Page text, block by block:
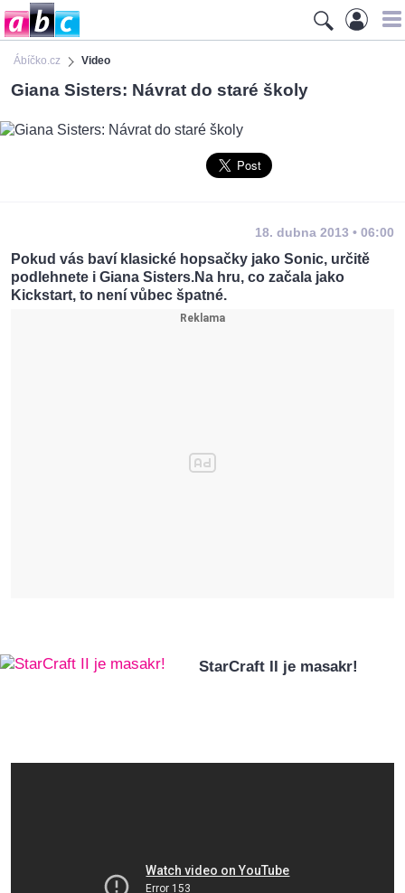
Ábíčko.cz Video
Giana Sisters: Návrat do staré školy
18. dubna 2013 • 06:00
Pokud vás baví klasické hopsačky jako Sonic, určitě
podlehnete i Giana Sisters.Na hru, co začala jako
Kickstart, to není vůbec špatné.
StarCraft II je masakr!